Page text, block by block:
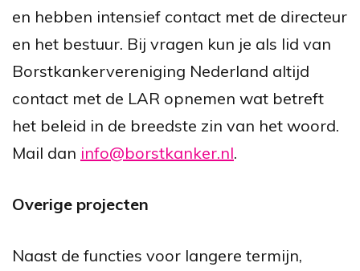
en hebben intensief contact met de directeur
en het bestuur. Bij vragen kun je als lid van
Borstkankervereniging Nederland altijd
contact met de LAR opnemen wat betreft
het beleid in de breedste zin van het woord.
Mail dan info@borstkanker.nl.
Overige projecten
Naast de functies voor langere termijn,